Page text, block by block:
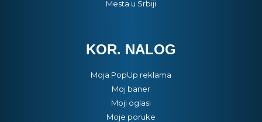
Mesta u Srbiji
KOR. NALOG
Moja PopUp reklama
Moj baner
Moji oglasi
Moje poruke